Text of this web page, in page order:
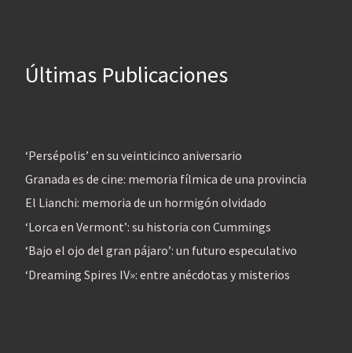
Últimas Publicaciones
‘Persépolis’ en su veinticinco aniversario
Granada es de cine: memoria fílmica de una provincia
El Lianchi: memoria de un hormigón olvidado
‘Lorca en Vermont’: su historia con Cummings
‘Bajo el ojo del gran pájaro’: un futuro especulativo
‘Dreaming Spires IV»: entre anécdotas y misterios